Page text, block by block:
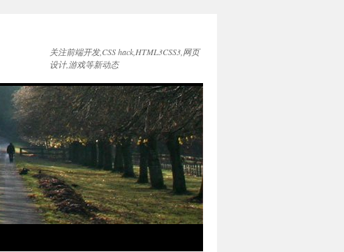
关注前端开发,CSS hack,HTML3CSS3,网页
设计,游戏等新动态